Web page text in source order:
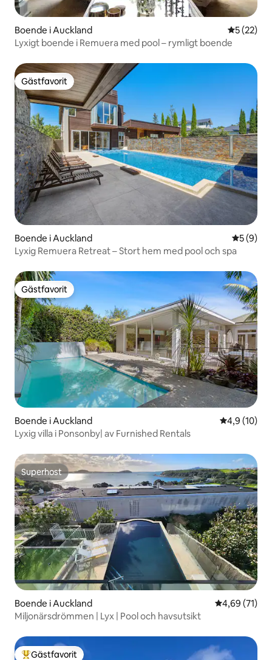
Boende i Auckland 5 av 5 i
5 (22)
Lyxigt boende i Remuera med pool – rymligt boende
Gästfavorit
Gästfavorit
Boende i Auckland 5 av 5 i
5 (9)
Lyxig Remuera Retreat – Stort hem med pool och spa
Gästfavorit
Gästfavorit
Boende i Auckland 4,9 av 5 i
4,9 (10)
Lyxig villa i Ponsonby| av Furnished Rentals
Superhost
Superhost
Boende i Auckland 4,69 av 5 i
4,69 (71)
Miljonärsdrömmen | Lyx | Pool och havsutsikt
Gästfavorit